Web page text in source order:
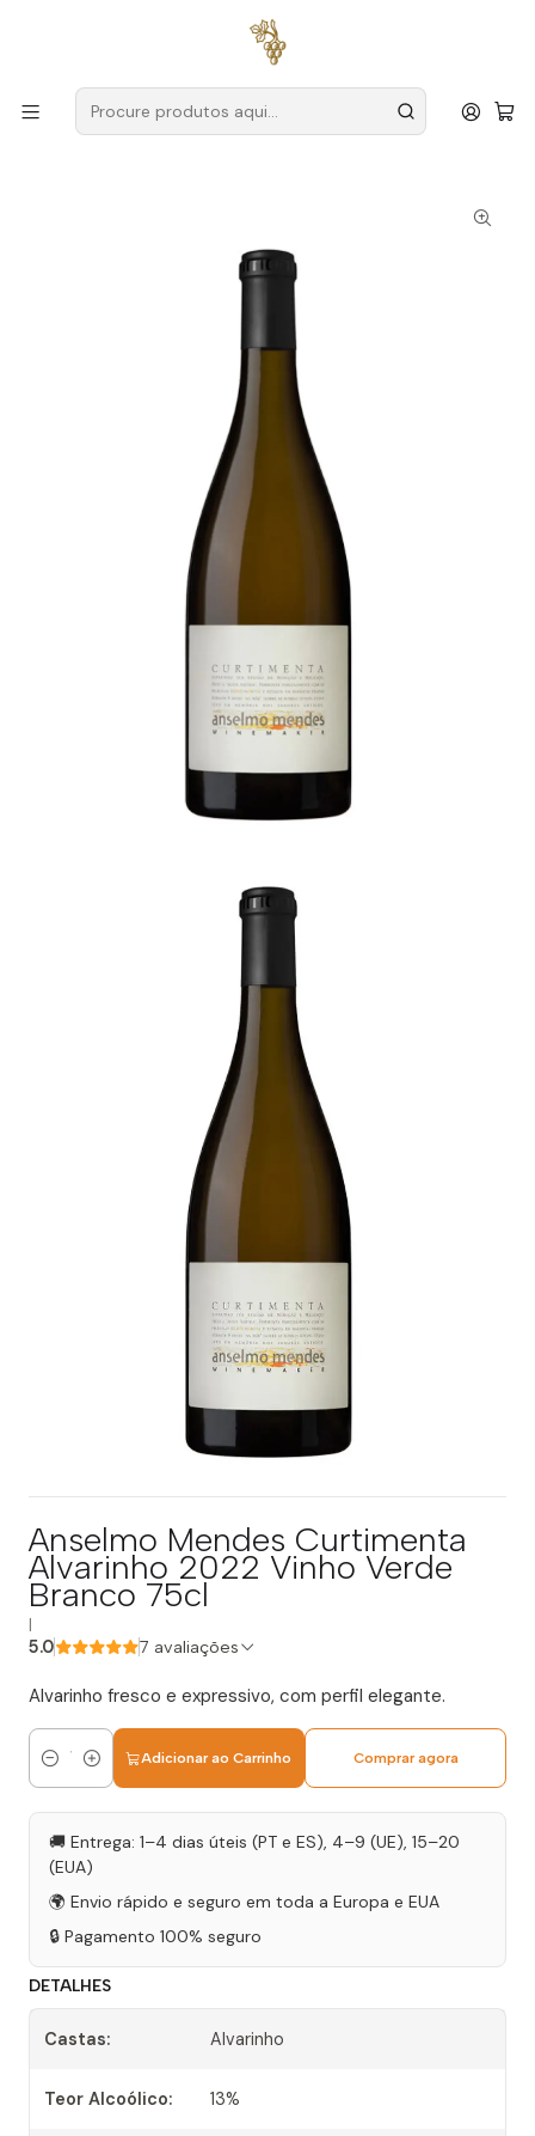
para encomendas a partir de
Produtores Vinho Verde
Anselmo Mendes
Anselmo Mendes Curtimenta Alvarinho 2022 Vinho Verde
Branco 75cl
Anselmo Mendes Curtimenta
Alvarinho 2022 Vinho Verde
Branco 75cl
5.0 7 avaliações
Alvarinho fresco e expressivo, com perfil elegante.
Quantidade
Adicionar ao Carrinho Comprar agora
🚚 Entrega: 1–4 dias úteis (PT e ES), 4–9 (UE), 15–20
(EUA)
🌍 Envio rápido e seguro em toda a Europa e EUA
🔒 Pagamento 100% seguro
DETALHES
Castas: Alvarinho
Teor Alcoólico: 13%